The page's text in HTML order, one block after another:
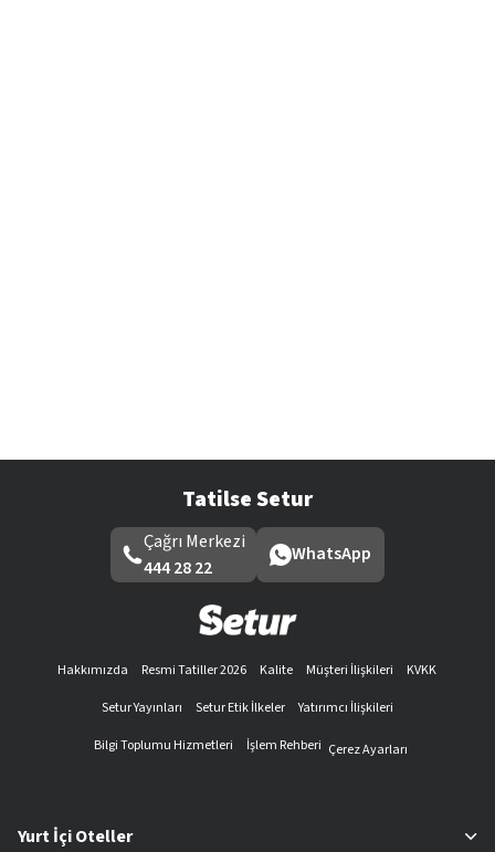
Tatilse Setur
Çağrı Merkezi
444 28 22
WhatsApp
Hakkımızda Resmi Tatiller 2026 Kalite Müşteri İlişkileri
KVKK
Setur Yayınları
Setur Etik İlkeler
Yatırımcı İlişkileri
Bilgi Toplumu Hizmetleri
İşlem Rehberi Çerez Ayarları
Yurt İçi Oteller